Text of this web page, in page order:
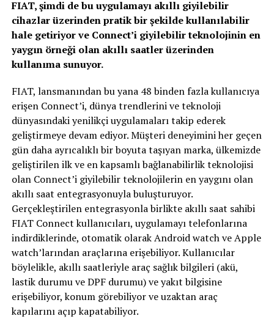
FIAT, şimdi de bu uygulamayı akıllı giyilebilir
cihazlar üzerinden pratik bir şekilde kullanılabilir
hale getiriyor ve Connect’i giyilebilir teknolojinin en
yaygın örneği olan akıllı saatler üzerinden
kullanıma sunuyor.
FIAT, lansmanından bu yana 48 binden fazla kullanıcıya
erişen Connect’i, dünya trendlerini ve teknoloji
dünyasındaki yenilikçi uygulamaları takip ederek
geliştirmeye devam ediyor. Müşteri deneyimini her geçen
gün daha ayrıcalıklı bir boyuta taşıyan marka, ülkemizde
geliştirilen ilk ve en kapsamlı bağlanabilirlik teknolojisi
olan Connect’i giyilebilir teknolojilerin en yaygını olan
akıllı saat entegrasyonuyla buluşturuyor.
Gerçekleştirilen entegrasyonla birlikte akıllı saat sahibi
FIAT Connect kullanıcıları, uygulamayı telefonlarına
indirdiklerinde, otomatik olarak Android watch ve Apple
watch’larından araçlarına erişebiliyor. Kullanıcılar
böylelikle, akıllı saatleriyle araç sağlık bilgileri (akü,
lastik durumu ve DPF durumu) ve yakıt bilgisine
erişebiliyor, konum görebiliyor ve uzaktan araç
kapılarını açıp kapatabiliyor.